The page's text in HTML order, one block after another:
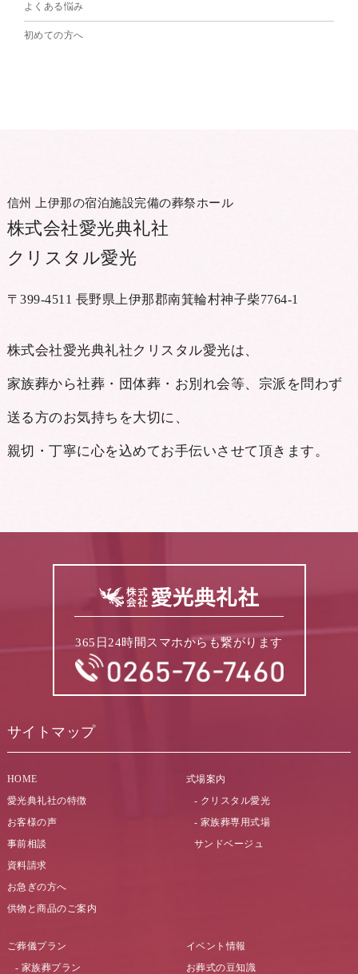
よくある悩み
初めての方へ
信州 上伊那の宿泊施設完備の葬祭ホール
株式会社愛光典礼社
クリスタル愛光
〒399-4511 ⻑野県上伊那郡南箕輪村神⼦柴7764-1
株式会社愛光典礼社クリスタル愛光は、
家族葬から社葬・団体葬・お別れ会等、宗派を問わず
送る⽅のお気持ちを⼤切に、
親切・丁寧に⼼を込めてお⼿伝いさせて頂きます。
365日24時間スマホからも繋がります
サイトマップ
HOME
愛光典礼社の特徴
お客様の声
事前相談
資料請求
お急ぎの方へ
供物と商品のご案内
式場案内
クリスタル愛光
家族葬専用式場
サンドベージュ
ご葬儀プラン
家族葬プラン
イベント情報
お葬式の豆知識